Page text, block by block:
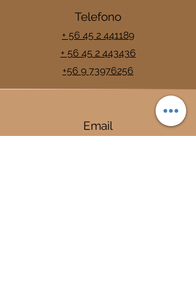
Telefono
+ 56 45 2 441189
+ 56 45 2 443436
+56 9 73976256
Email